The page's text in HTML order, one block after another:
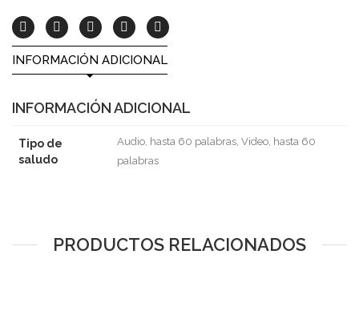
INFORMACIÓN ADICIONAL
INFORMACIÓN ADICIONAL
Tipo de
saludo
Audio, hasta 60 palabras, Video, hasta 60
palabras
PRODUCTOS RELACIONADOS